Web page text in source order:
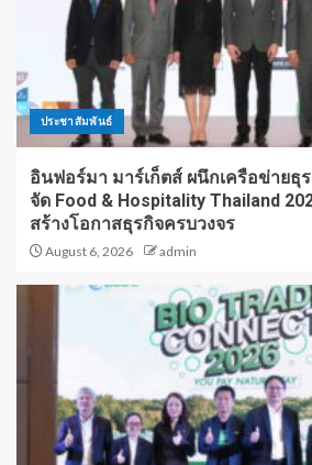
ประชาสัมพันธ์
อินฟอร์มา มาร์เก็ตส์ ผนึกเครือข่ายธุ
จัด Food & Hospitality Thailand
สร้างโอกาสธุรกิจครบวงจร
August 6, 2026 admin